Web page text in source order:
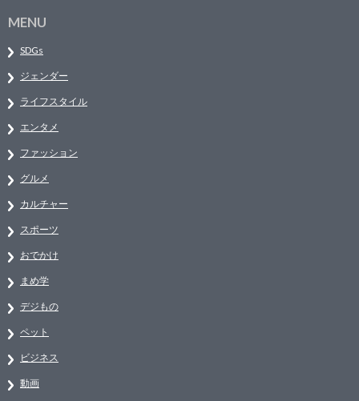
MENU
SDGs
ジェンダー
ライフスタイル
エンタメ
ファッション
グルメ
カルチャー
スポーツ
おでかけ
まめ学
デジもの
ペット
ビジネス
動画